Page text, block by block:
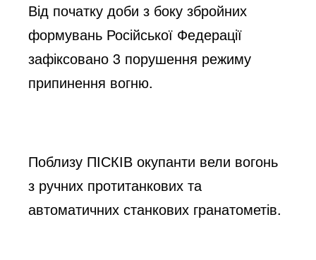
Від початку доби з боку збройних
формувань Російської Федерації
зафіксовано 3 порушення режиму
припинення вогню.
Поблизу ПІСКІВ окупанти вели вогонь
з ручних протитанкових та
автоматичних станкових гранатометів.